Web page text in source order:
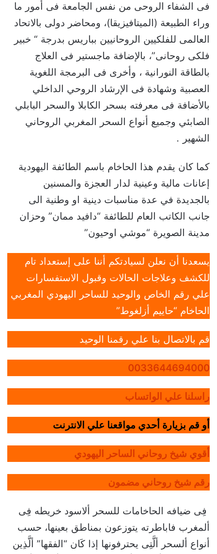
فى الشفاء الروحى من نفس الجامعة فى أمور ما
وراء الطبيعة (الميتافيزيقا)، ومحاضر دولى بالاتحاد
العالمى للفلكيين الروحانيين بباريس بدرجة “ خبير
فلكى روحانى”، بالإضافة ماجستير فى العلاج
بالطاقة النورانية ، وأخرى فى البرمجة اللغوية
العصبية وشهادة فى الإرشاد الروحي الداخلي
بالأضافة فى معرفته بسحر الكابلا والسحر البابلي
الصابئي وجميع أنواع السحر المغربي الروحاني
الشهير .
كما كان يقدم هذا الحاخام باسم الطائفة اليهودية
إعانات مالية وعينية لدار العجزة والمسنين
بالجديدة في عدة مناسبات دينية او وطنية الى
جانب الكاتب العام للطائفة “دافيد ممان” وحزان
مدينة الصويرة “موشي اوحيون”
يسعدنا أن نعلن لسيادتكم أننا على إستعداد تام
للكشف وعلاجات الحالات وقبول الاستفسارات
علي رقم الخاص والوحيد للساحر اليهودي المغربي
الحاخام “حاييم أزلغوط”
قم بالاتصال بنا علي رقمنا الوحيد
0033644694000
راسلنا علي الواتساب
أو قم بزيارة أحدي مواقعنا علي الانترنت
أقوي شيخ روحاني الساحر اليهودي
رقم شيخ روحاني مضمون
فِى ضيافه الحاخامات للسحر ألاسود خريطه فِى
ألمغرب فاباطرته يتوزعون بمناطق بعينها، حسب
أنواع ألسحر ألَّتِى يحترفونها إذا كَان “الفقها” ألَّذِين